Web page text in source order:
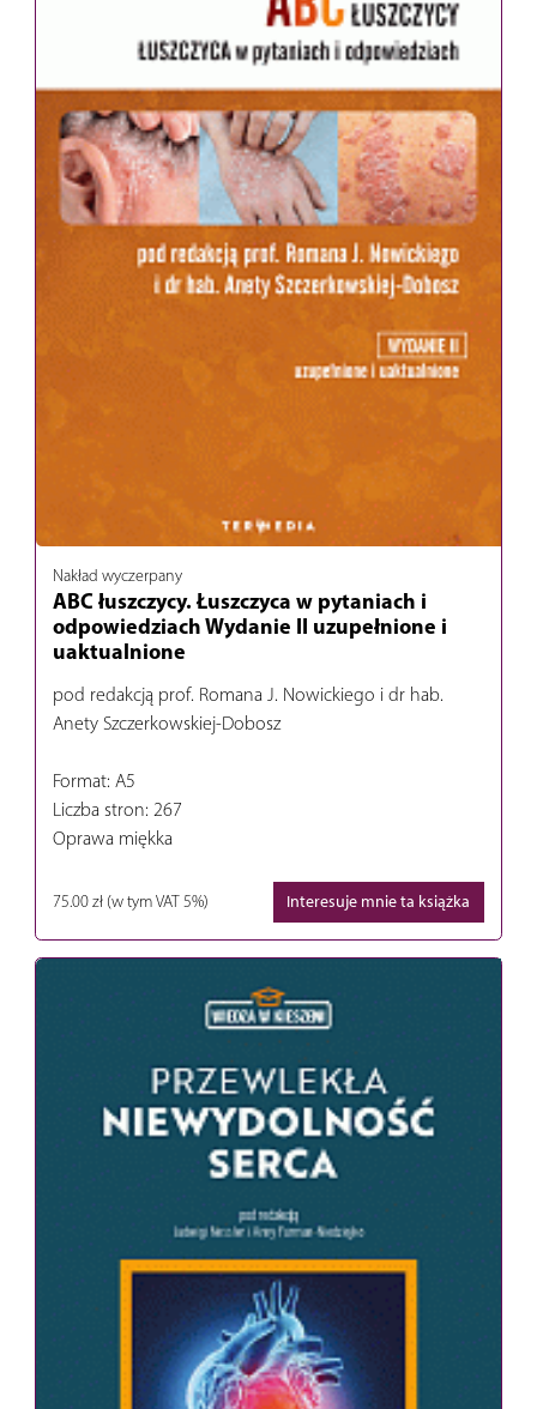
Nakład wyczerpany
ABC łuszczycy. Łuszczyca w pytaniach i
odpowiedziach Wydanie II uzupełnione i
uaktualnione
pod redakcją prof. Romana J. Nowickiego i dr hab.
Anety Szczerkowskiej-Dobosz
Format: A5
Liczba stron: 267
Oprawa miękka
75.00 zł (w tym VAT 5%) Interesuje mnie ta książka